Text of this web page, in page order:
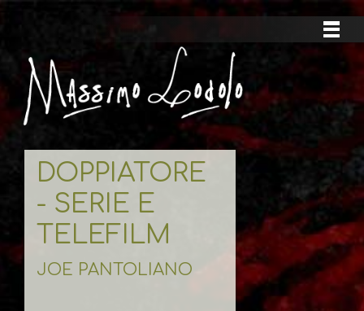
DOPPIATORE
- SERIE E
TELEFILM
JOE PANTOLIANO